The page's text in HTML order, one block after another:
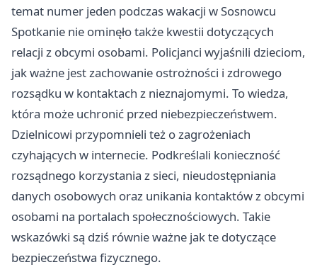
temat numer jeden podczas wakacji w Sosnowcu
Spotkanie nie ominęło także kwestii dotyczących
relacji z obcymi osobami. Policjanci wyjaśnili dzieciom,
jak ważne jest zachowanie ostrożności i zdrowego
rozsądku w kontaktach z nieznajomymi. To wiedza,
która może uchronić przed niebezpieczeństwem.
Dzielnicowi przypomnieli też o zagrożeniach
czyhających w internecie. Podkreślali konieczność
rozsądnego korzystania z sieci, nieudostępniania
danych osobowych oraz unikania kontaktów z obcymi
osobami na portalach społecznościowych. Takie
wskazówki są dziś równie ważne jak te dotyczące
bezpieczeństwa fizycznego.